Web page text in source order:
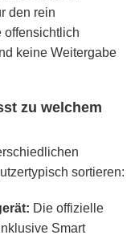
den rein
offensichtlich
keine Weitergabe
zu welchem
sortieren:
Die offizielle
Smart